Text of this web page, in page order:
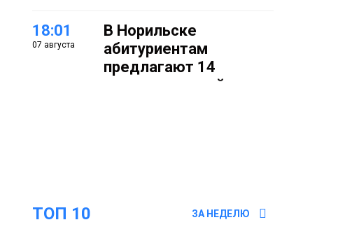
18:01
07 августа
В Норильске
абитуриентам
предлагают 14
специальностей с
Образование
Японского моря
ТОП 10 ЗА НЕДЕЛЮ